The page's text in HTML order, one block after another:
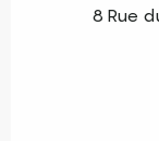
8 Rue